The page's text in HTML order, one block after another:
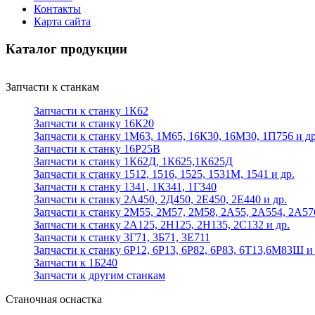
Контакты
Карта сайта
Каталог продукции
Запчасти к станкам
Запчасти к станку 1К62
Запчасти к станку 16К20
Запчасти к станку 1М63, 1М65, 16К30, 16М30, 1П756 и
Запчасти к станку 16Р25В
Запчасти к станку 1К62Д, 1К625,1К625Д
Запчасти к станку 1512, 1516, 1525, 1531М, 1541 и др.
Запчасти к станку 1341, 1К341, 1Г340
Запчасти к станку 2А450, 2Д450, 2Е450, 2Е440 и др.
Запчасти к станку 2М55, 2М57, 2М58, 2А55, 2А554,
Запчасти к станку 2А125, 2Н125, 2Н135, 2С132 и др.
Запчасти к станку 3Г71, 3Б71, 3Е711
Запчасти к станку 6Р12, 6Р13, 6Р82, 6Р83, 6Т13,6М83Ш и
Запчасти к 1Б240
Запчасти к другим станкам
Станочная оснастка